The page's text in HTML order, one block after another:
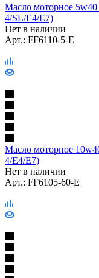
Масло моторное
4/SL/E4/E7)
Нет в наличии
Арт.: FF6110-5-E
Масло моторное
4/E4/E7)
Нет в наличии
Арт.: FF6105-60-E